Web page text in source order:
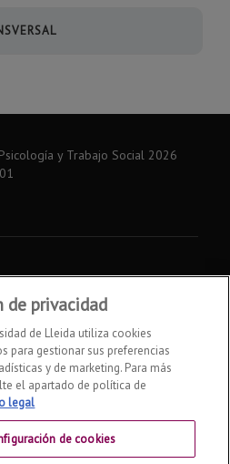
y Trabajo Social 2026
de privacidad
de Lleida utiliza cookies
para gestionar sus preferencias
y de marketing. Para más
el apartado de política de
legal
de cookies